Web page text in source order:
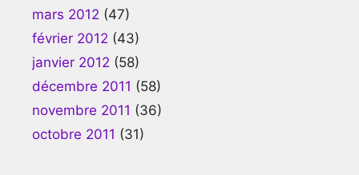
mars 2012 (47)
février 2012 (43)
janvier 2012 (58)
décembre 2011 (58)
novembre 2011 (36)
octobre 2011 (31)